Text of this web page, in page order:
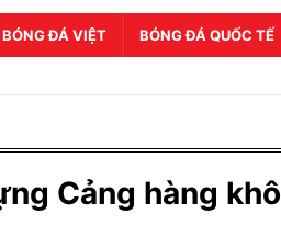
BÓNG ĐÁ VIỆT BÓNG ĐÁ QUỐC TẾ
Cảng hàng